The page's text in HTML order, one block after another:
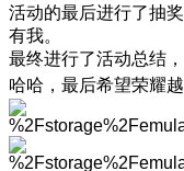
活动的最后进行了抽
有我。
最终进行了活动总结
哈哈，最后希望荣耀